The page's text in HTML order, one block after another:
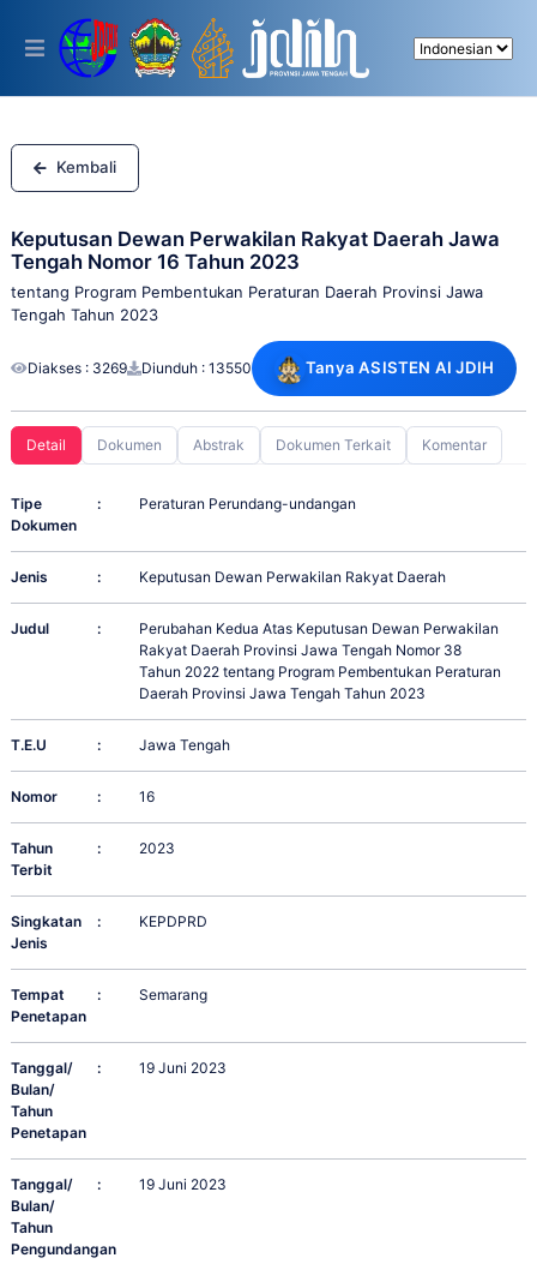
This
includes
accessibility
system.
Kembali
Keputusan Dewan Perwakilan Rakyat Daerah Jawa
Tengah Nomor 16 Tahun 2023
tentang Program Pembentukan Peraturan Daerah Provinsi Jawa
Tengah Tahun 2023
Diakses : 3269 Diunduh : 13550 Tanya ASISTEN AI JDIH
Detail Dokumen Abstrak Dokumen Terkait Komentar
Tipe
Dokumen
: Peraturan Perundang-undangan
Jenis : Keputusan Dewan Perwakilan Rakyat Daerah
Judul :
Perubahan Kedua Atas Keputusan Dewan Perwakilan
Rakyat Daerah Provinsi Jawa Tengah Nomor 38
Tahun 2022 tentang Program Pembentukan Peraturan
Daerah Provinsi Jawa Tengah Tahun 2023
T.E.U : Jawa Tengah
Nomor : 16
Tahun
Terbit
: 2023
Singkatan
Jenis
: KEPDPRD
Tempat
Penetapan
: Semarang
Tanggal/
Bulan/
Tahun
Penetapan
: 19 Juni 2023
Tanggal/
Bulan/
Tahun
Pengundangan
: 19 Juni 2023